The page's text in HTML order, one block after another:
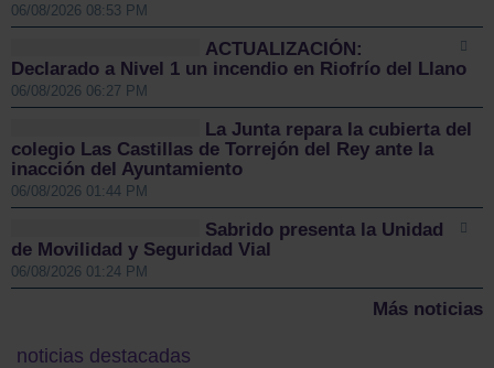
06/08/2026 08:53 PM
ACTUALIZACIÓN:
Declarado a Nivel 1 un incendio en Riofrío del Llano
06/08/2026 06:27 PM
La Junta repara la cubierta del
colegio Las Castillas de Torrejón del Rey ante la
inacción del Ayuntamiento
06/08/2026 01:44 PM
Sabrido presenta la Unidad
de Movilidad y Seguridad Vial
06/08/2026 01:24 PM
Más noticias
noticias destacadas